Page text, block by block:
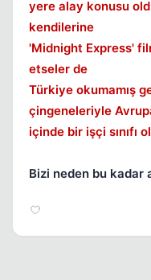
yere alay konusu
kendilerine
'Midnight Express'
etseler de
Türkiye okumamış
çingeneleriyle
içinde bir işçi sınıfı
Bizi neden bu kadar